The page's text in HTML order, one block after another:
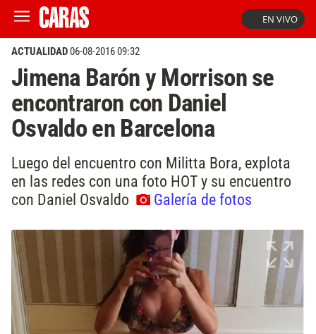
EN VIVO
ACTUALIDAD06-08-2016 09:32
Jimena Barón y Morrison se
encontraron con Daniel
Osvaldo en Barcelona
Luego del encuentro con Militta Bora, explota
en las redes con una foto HOT y su encuentro
con Daniel Osvaldo
Galería de fotos